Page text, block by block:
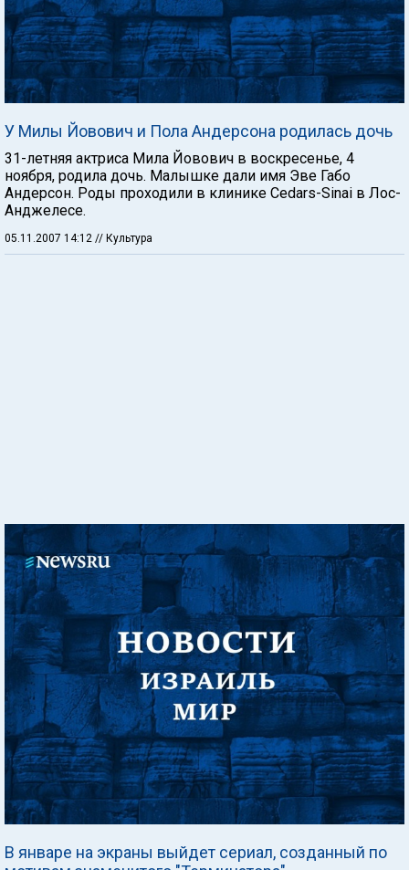
У Милы Йовович и Пола Андерсона родилась дочь
31-летняя актриса Мила Йовович в воскресенье, 4
ноября, родила дочь. Малышке дали имя Эве Габо
Андерсон. Роды проходили в клинике Cedars-Sinai в Лос-
Анджелесе.
05.11.2007 14:12 // Культура
В январе на экраны выйдет сериал, созданный по